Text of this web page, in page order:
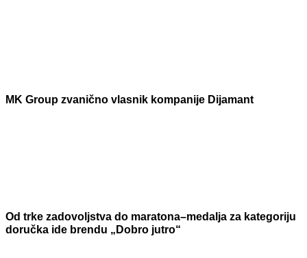
MK Group zvanično vlasnik kompanije Dijamant
Od trke zadovoljstva do maratona–medalja za kategoriju
doručka ide brendu „Dobro jutro“